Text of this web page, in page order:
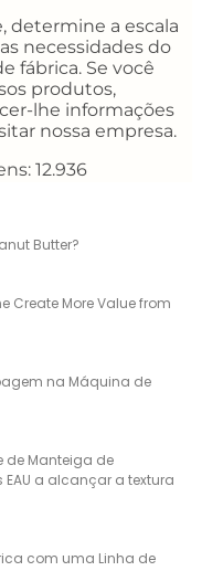
determine a escala
necessidades do
fábrica. Se você
produtos,
lhe informações
nossa empresa.
12.936
Butter?
Create More Value from
na Máquina de
de Manteiga de
a alcançar a textura
com uma Linha de